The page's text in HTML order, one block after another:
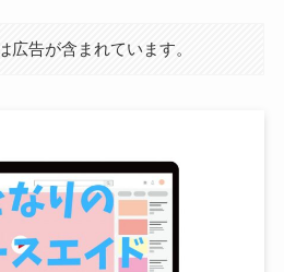
広告が含まれています。